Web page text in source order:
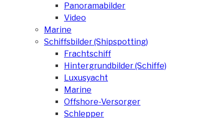
Panoramabilder
Video
Marine
Schiffsbilder (Shipspotting)
Frachtschiff
Hintergrundbilder (Schiffe)
Luxusyacht
Marine
Offshore-Versorger
Schlepper